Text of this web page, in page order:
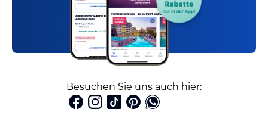
Besuchen Sie uns auch hier: